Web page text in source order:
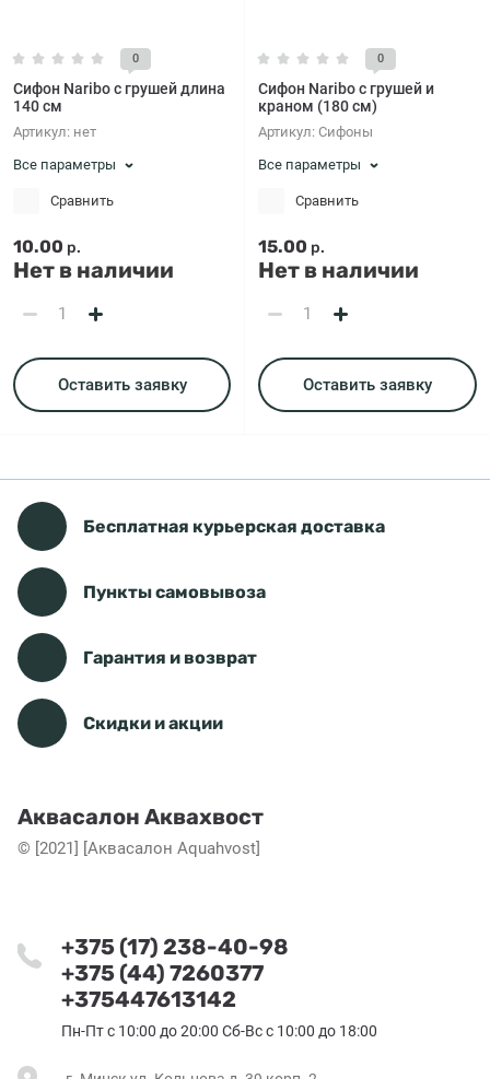
0
Сифон Naribo с грушей длина
140 см
Артикул: нет
Все параметры
Сравнить
10.00 р.
Нет в наличии
Оставить заявку
0
Сифон Naribo с грушей и
краном (180 см)
Артикул: Сифоны
Все параметры
Сравнить
15.00 р.
Нет в наличии
Оставить заявку
Бесплатная курьерская доставка
Пункты самовывоза
Гарантия и возврат
Скидки и акции
Аквасалон Аквахвост
© [2021] [Аквасалон Aquahvost]
+375 (17) 238-40-98
+375 (44) 7260377
+375447613142
Пн-Пт с 10:00 до 20:00 Сб-Вс с 10:00 до 18:00